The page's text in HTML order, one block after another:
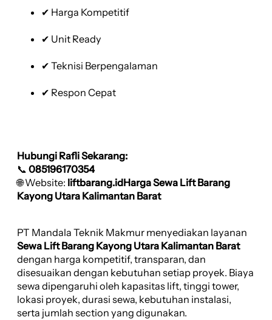
✔ Harga Kompetitif
✔ Unit Ready
✔ Teknisi Berpengalaman
✔ Respon Cepat
Hubungi Rafli Sekarang:
📞 085196170354
🌐 Website: liftbarang.idHarga Sewa Lift Barang
Kayong Utara Kalimantan Barat
PT Mandala Teknik Makmur menyediakan layanan
Sewa Lift Barang Kayong Utara Kalimantan Barat
dengan harga kompetitif, transparan, dan
disesuaikan dengan kebutuhan setiap proyek. Biaya
sewa dipengaruhi oleh kapasitas lift, tinggi tower,
lokasi proyek, durasi sewa, kebutuhan instalasi,
serta jumlah section yang digunakan.